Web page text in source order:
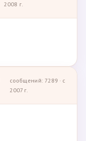
2008 г.
сообщений: 7289 · с
2007 г.